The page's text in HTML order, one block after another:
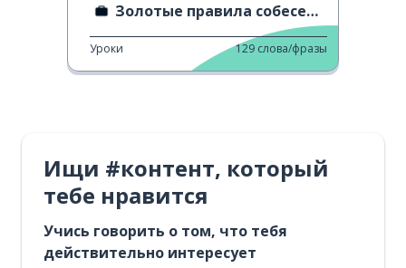
Золотые правила собеседования на работу
Уроки 129 слова/фразы
Ищи #контент, который
тебе нравится
Учись говорить о том, что тебя
действительно интересует